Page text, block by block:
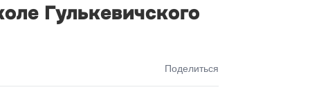
Гулькевичского
Поделиться